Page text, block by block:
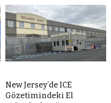
New Jersey’de ICE
Gözetimindeki El